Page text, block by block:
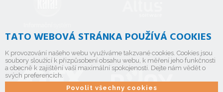
TATO WEBOVÁ STRÁNKA POUŽÍVÁ COOKIES
K provozování našeho webu využíváme takzvané cookies. Cookies jsou
soubory sloužící k přizpůsobení obsahu webu, k měření jeho funkčnosti
a obecně k zajištění vaší maximální spokojenosti. Dejte nám vědět o
svých preferencích.
Povolit všechny cookies